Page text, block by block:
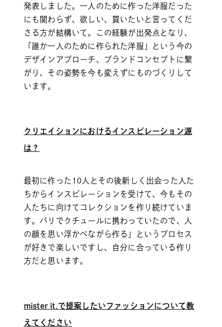
発表しました。一人のために作った洋服だった
にも関わらず、欲しい、買いたいと言ってくだ
さる方が結構いて。この経験が出発点となり、
「誰か一人のために作られた洋服」という今の
デザインアプローチ、ブランドコンセプトに繋
がり、その姿勢を今も変えずにものづくりして
います。
クリエイションにおけるインスピレーション源
は？
最初に作った10人とその後新しく出会った人た
ちからインスピレーションを受けて、今もその
人たちに向けてコレクションを作り続けていま
す。パリでクチュールに携わっていたので、人
の顔を思い浮かべながら作る」というプロセス
が好きで楽しいですし、自分に合っている作り
方だと思います。
mister it.で提案したいファッションについて教
えてください